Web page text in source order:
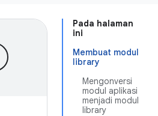
Pada halaman
ini
Membuat modul
library
Mengonversi
modul aplikasi
menjadi modul
library